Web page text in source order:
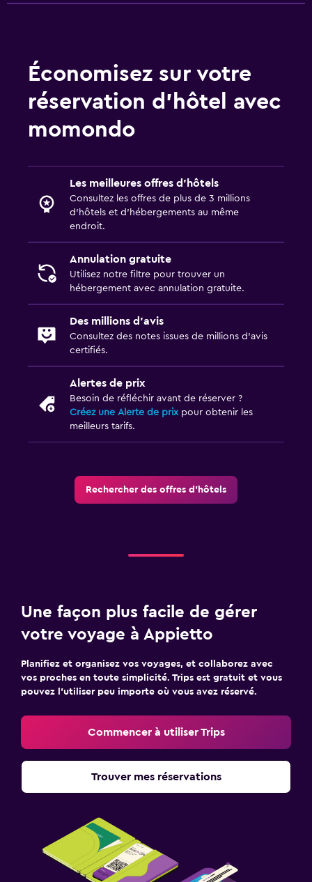
Économisez sur votre
réservation d’hôtel avec
momondo
Les meilleures offres d’hôtels
Consultez les offres de plus de 3 millions
d’hôtels et d’hébergements au même
endroit.
Annulation gratuite
Utilisez notre filtre pour trouver un
hébergement avec annulation gratuite.
Des millions d’avis
Consultez des notes issues de millions d’avis
certifiés.
Alertes de prix
Besoin de réfléchir avant de réserver ?
Créez une Alerte de prix pour obtenir les
meilleurs tarifs.
Rechercher des offres d’hôtels
Une façon plus facile de gérer
votre voyage à Appietto
Planifiez et organisez vos voyages, et collaborez avec
vos proches en toute simplicité. Trips est gratuit et vous
pouvez l’utiliser peu importe où vous avez réservé.
Commencer à utiliser Trips
Trouver mes réservations